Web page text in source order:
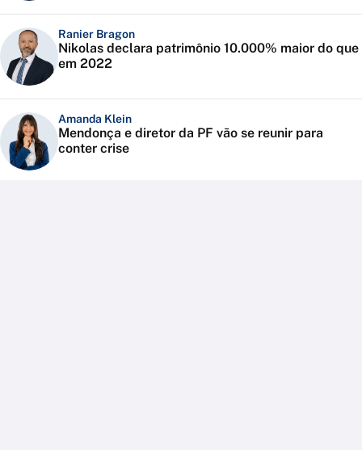
Ranier Bragon
Nikolas declara patrimônio 10.000% maior do que
em 2022
Amanda Klein
Mendonça e diretor da PF vão se reunir para
conter crise